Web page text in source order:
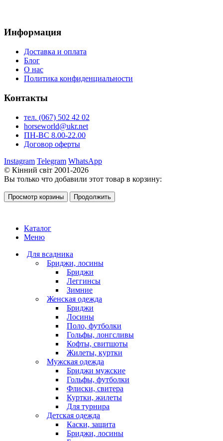
Информация
Доставка и оплата
Блог
О нас
Политика конфиденциальности
Контакты
тел. (067) 502 42 02
horseworld@ukr.net
ПН-ВС 8.00-22.00
Договор оферты
Instagram Telegram WhatsApp
© Кінний світ 2001-2026
Вы только что добавили этот товар в корзину:
Просмотр корзины Продолжить
Каталог
Меню
Для всадника
Бриджи, лосины
Бриджи
Леггинсы
Зимние
Женская одежда
Бриджи
Лосины
Поло, футболки
Гольфы, лонгсливы
Кофты, свитшоты
Жилеты, куртки
Мужская одежда
Бриджи мужские
Гольфы, футболки
Флиски, свитера
Куртки, жилеты
Для турнира
Детская одежда
Каски, защита
Бриджи, лосины